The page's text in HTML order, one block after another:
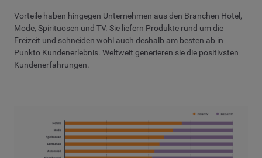
Vorteile haben hingegen Unternehmen aus den Branchen Hotel,
Mode, Spirituosen und TV. Sie liefern Produkte rund um die
Freizeit und schneiden wohl auch deshalb am besten ab in
Punkto Kundenerlebnis. Weltweit generieren sie die positivsten
Kundenerfahrungen.